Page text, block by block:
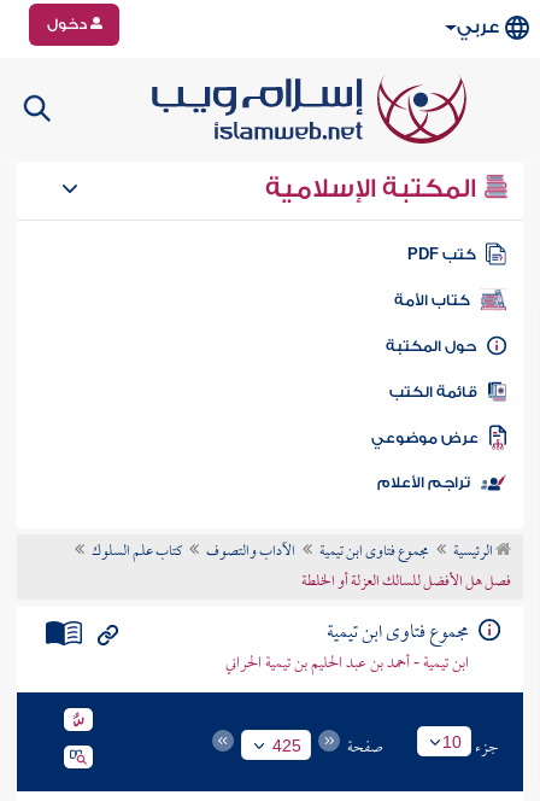
عربي دخول
المكتبة الإسلامية
كتب PDF
كتاب الأمة
المكتبة
الكتب
موضوعي
تراجم الأعلام
الرئيسية مجموع فتاوى ابن تيمية الآداب والتصوف
كتاب علم السلوك
فصل هل الأفضل للسالك العزلة أو الخلطة
مجموع فتاوى ابن تيمية
ابن تيمية - أحمد بن عبد الحليم بن تيمية الحراني
جزء 10 صفحة 425